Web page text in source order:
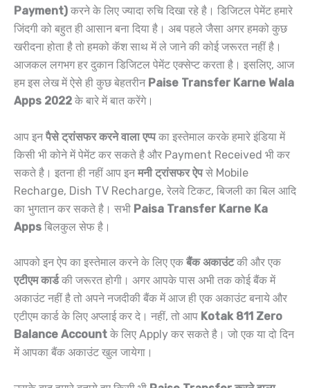
Payment) करने के लिए ज्यादा रुचि दिखा रहे है। डिजिटल पेमेंट हमारे
जिंदगी को बहुत ही आसान बना दिया है। अब पहले जैसा अगर हमको कुछ
खरीदना होता है तो हमको कॅश साथ में ले जाने की कोई जरूरत नहीं है।
आजकल लगभग हर दुकान डिजिटल पेमेंट एक्सेप्ट करता है। इसलिए, आज
हम इस लेख में ऐसे ही कुछ बेहतरीनPaise Transfer Karne Wala
Apps 2022 के बारे में बात करेंगे।
आप इनपैसे ट्रांसफर करने वाला एप्पका इस्तेमाल करके हमारे इंडिया में
किसी भी कोने में पेमेंट कर सकते है और Payment Received भी कर
सकते है। इतना ही नहीं आप इनमनी ट्रांसफर ऐपसे Mobile
Recharge, Dish TV Recharge, रेलवे टिकट, बिजली का बिल आदि
का भुगतान कर सकते है। सभी Paisa Transfer Karne Ka
Apps बिलकुल सेफ है।
आपको इन ऐप का इस्तेमाल करने के लिए एक बैंक अकाउंटकी और एक
एटीएम कार्डकी जरूरत होगी। अगर आपके पास अभी तक कोई बैंक में
अकाउंट नहीं है तो अपने नजदीकी बैंक में आज ही एक अकाउंट बनाये और
एटीएम कार्ड के लिए अप्लाई कर दे। नहीं, तो आप Kotak 811 Zero
Balance Account के लिए Apply कर सकते है। जो एक या दो दिन
में आपका बैंक अकाउंट खुल जायेगा।